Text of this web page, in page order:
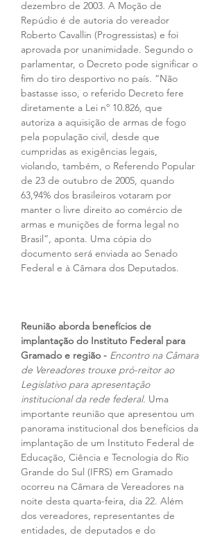
dezembro de 2003. A Moção de
Repúdio é de autoria do vereador
Roberto Cavallin (Progressistas) e foi
aprovada por unanimidade. Segundo o
parlamentar, o Decreto pode significar o
fim do tiro desportivo no país. “Não
bastasse isso, o referido Decreto fere
diretamente a Lei nº 10.826, que
autoriza a aquisição de armas de fogo
pela população civil, desde que
cumpridas as exigências legais,
violando, também, o Referendo Popular
de 23 de outubro de 2005, quando
63,94% dos brasileiros votaram por
manter o livre direito ao comércio de
armas e munições de forma legal no
Brasil”, aponta. Uma cópia do
documento será enviada ao Senado
Federal e à Câmara dos Deputados.
Reunião aborda benefícios de
implantação do Instituto Federal para
Gramado e região - Encontro na Câmara
de Vereadores trouxe pró-reitor ao
Legislativo para apresentação
institucional da rede federal. Uma
importante reunião que apresentou um
panorama institucional dos benefícios da
implantação de um Instituto Federal de
Educação, Ciência e Tecnologia do Rio
Grande do Sul (IFRS) em Gramado
ocorreu na Câmara de Vereadores na
noite desta quarta-feira, dia 22. Além
dos vereadores, representantes de
entidades, de deputados e do